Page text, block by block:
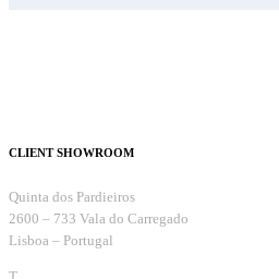
CLIENT SHOWROOM
Quinta dos Pardieiros
2600 – 733 Vala do Carregado
Lisboa – Portugal